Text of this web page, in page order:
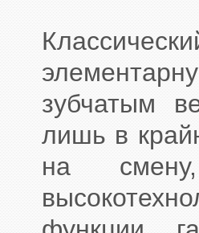
зубчатым
лишь в
на